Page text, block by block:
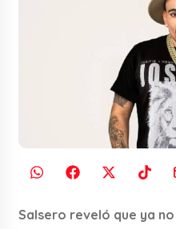
Salsero reveló que ya